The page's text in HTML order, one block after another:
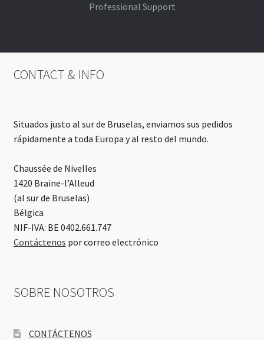
Professional Support
CONTACT & INFO
Situados justo al sur de Bruselas, enviamos sus pedidos
rápidamente a toda Europa y al resto del mundo.
Chaussée de Nivelles
1420 Braine-l’Alleud
(al sur de Bruselas)
Bélgica
NIF-IVA: BE 0402.661.747
Contáctenos por correo electrónico
SOBRE NOSOTROS
CONTÁCTENOS